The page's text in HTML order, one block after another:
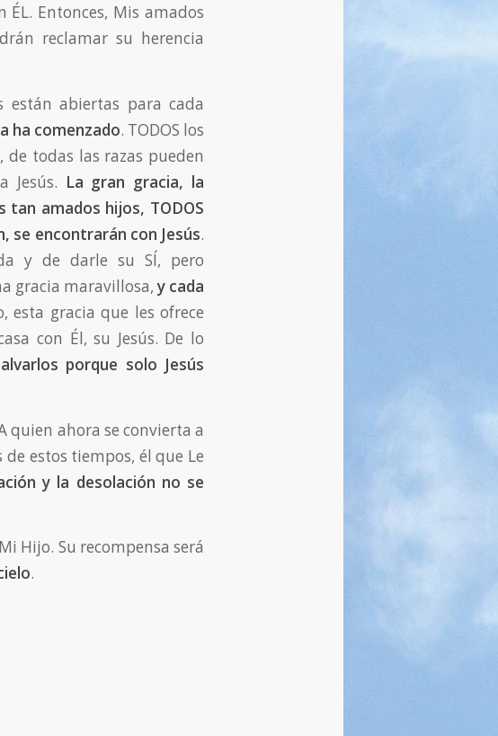
ÉL. Entonces, Mis amados
reclamar su herencia
están abiertas para cada
ha comenzado. TODOS los
de todas las razas pueden
Jesús. La gran gracia, la
amados hijos, TODOS
se encontrarán con Jesús.
y de darle su SÍ, pero
gracia maravillosa,y cada
esta gracia que les ofrece
con Él, su Jesús. De lo
porque solo Jesús
quien ahora se convierta a
de estos tiempos, él que Le
y la desolación no se
Hijo. Su recompensa será
.